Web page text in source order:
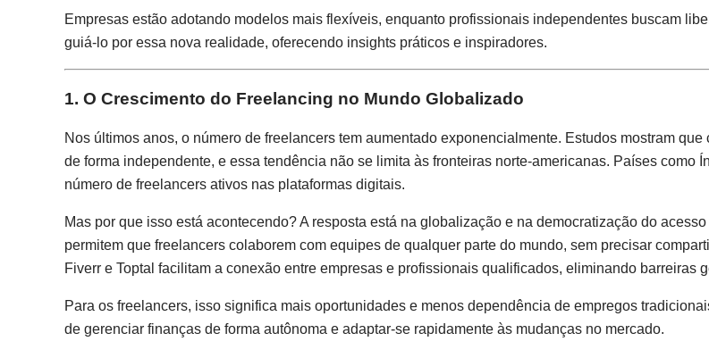
Empresas estão adotando modelos mais flexíveis, enquanto profissionais independentes buscam
guiá-lo por essa nova realidade, oferecendo insights práticos e inspiradores.
1. O Crescimento do Freelancing no Mundo Globalizado
Nos últimos anos, o número de freelancers tem aumentado exponencialmente. Estudos mostram
de forma independente, e essa tendência não se limita às fronteiras norte-americanas. Países
número de freelancers ativos nas plataformas digitais.
Mas por que isso está acontecendo? A resposta está na globalização e na democratização do
permitem que freelancers colaborem com equipes de qualquer parte do mundo, sem precisar
Fiverr e Toptal facilitam a conexão entre empresas e profissionais qualificados, eliminando barreiras
Para os freelancers, isso significa mais oportunidades e menos dependência de empregos
de gerenciar finanças de forma autônoma e adaptar-se rapidamente às mudanças no mercado.